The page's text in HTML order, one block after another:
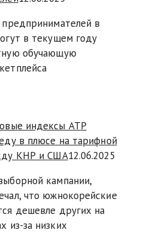
в
в текущем году
обучающую
индексы АТР
в плюсе на тарифной
КНР и США12.06.2025
кампании,
что южнокорейские
дешевле других на
из-за низких